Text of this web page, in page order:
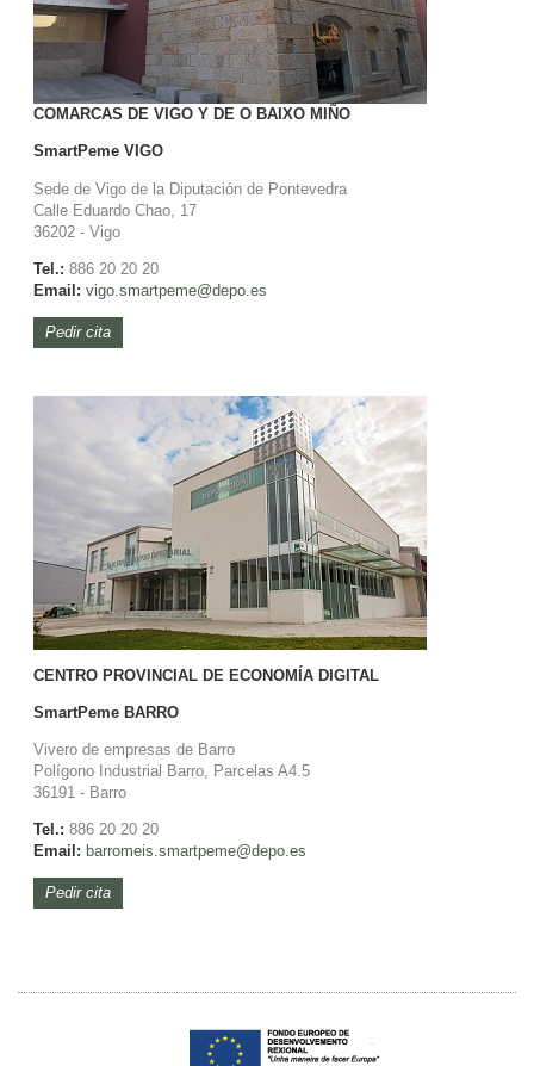
COMARCAS DE VIGO Y DE O BAIXO MIÑO
SmartPeme VIGO
Sede de Vigo de la Diputación de Pontevedra
Calle Eduardo Chao, 17
36202 - Vigo
Tel.: 886 20 20 20
Email: vigo.smartpeme@depo.es
Pedir cita
CENTRO PROVINCIAL DE ECONOMÍA DIGITAL
SmartPeme BARRO
Vivero de empresas de Barro
Polígono Industrial Barro, Parcelas A4.5
36191 - Barro
Tel.: 886 20 20 20
Email: barromeis.smartpeme@depo.es
Pedir cita